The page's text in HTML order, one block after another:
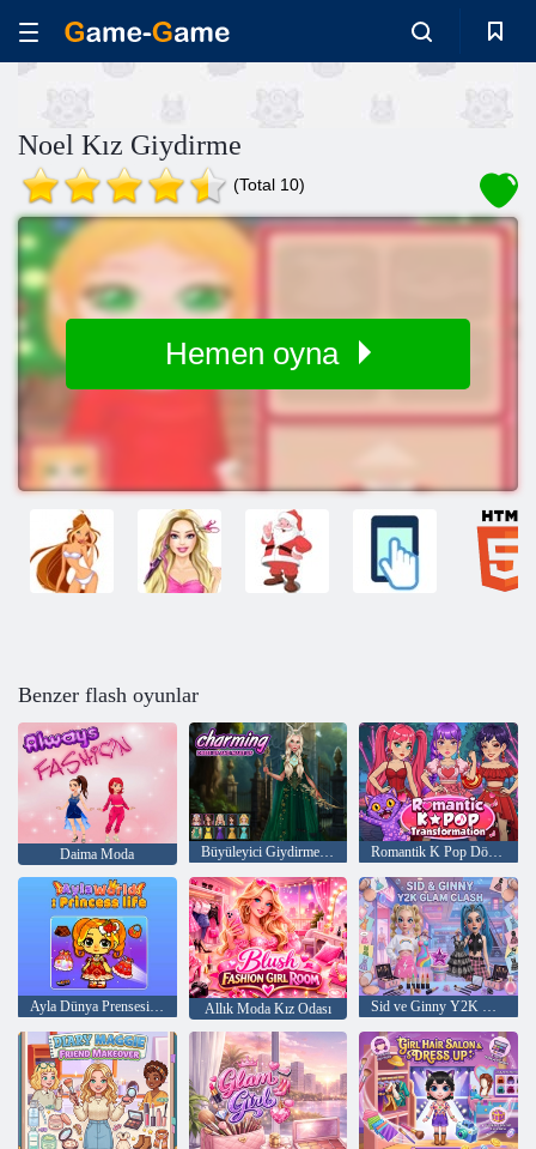
Noel Kız Giydirme
(Total 10)
Hemen oyna
Benzer flash oyunlar
Daima Moda Büyüleyici Giydirme ve Makyaj Romantik K Pop Dönüşümü
Ayla Dünya Prensesi'nin hayatı Allık Moda Kız Odası Sid ve Ginny Y2K Glam Çatışması